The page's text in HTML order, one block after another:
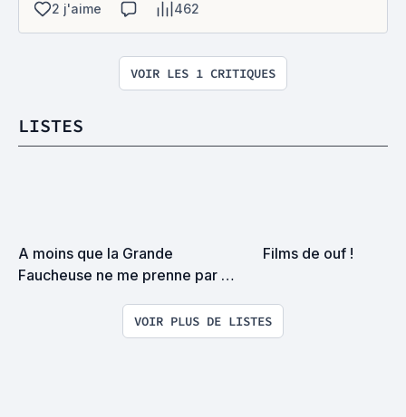
2 j'aime
462
VOIR LES 1 CRITIQUES
LISTES
A moins que la Grande
Faucheuse ne me prenne par
Films de ouf !
VOIR PLUS DE LISTES